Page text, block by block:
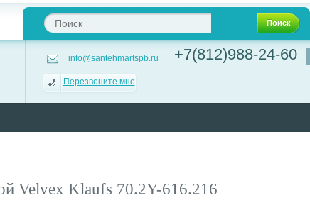
Поиск
info@santehmartspb.ru
Перезвоните мне
+7(812)988-24-60
Velvex Klaufs 70.2Y-616.216